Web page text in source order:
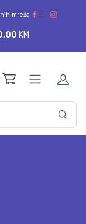
mreža
KM